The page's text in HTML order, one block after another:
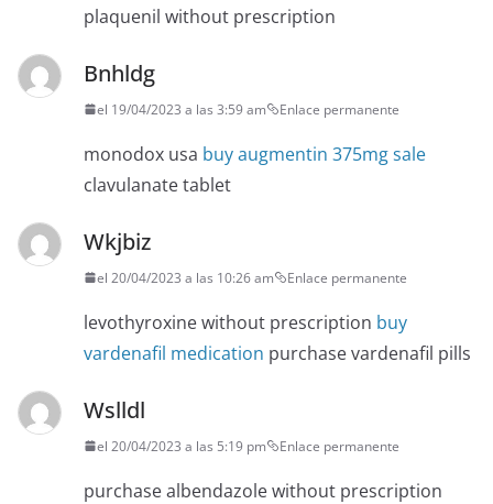
plaquenil without prescription
Bnhldg
el 19/04/2023 a las 3:59 am Enlace permanente
monodox usa buy augmentin 375mg sale
clavulanate tablet
Wkjbiz
el 20/04/2023 a las 10:26 am Enlace permanente
levothyroxine without prescription buy
vardenafil medication purchase vardenafil pills
Wslldl
el 20/04/2023 a las 5:19 pm Enlace permanente
purchase albendazole without prescription